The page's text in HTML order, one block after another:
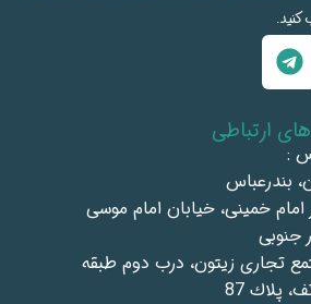
کنید.
ارتباطی
:
بندرعباس
امام خمينى، خيابان امام موسى
جنوبى
تجاری زيتون، درب دوم طبقه
پلاك 87